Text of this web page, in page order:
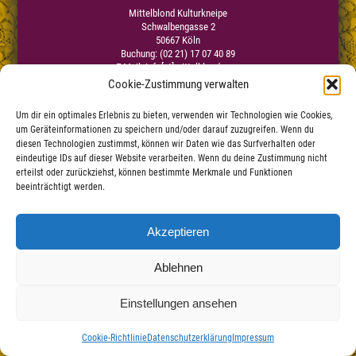
Cookie-Zustimmung verwalten
Um dir ein optimales Erlebnis zu bieten, verwenden wir Technologien wie Cookies,
um Geräteinformationen zu speichern und/oder darauf zuzugreifen. Wenn du
diesen Technologien zustimmst, können wir Daten wie das Surfverhalten oder
eindeutige IDs auf dieser Website verarbeiten. Wenn du deine Zustimmung nicht
erteilst oder zurückziehst, können bestimmte Merkmale und Funktionen
beeinträchtigt werden.
Akzeptieren
Ablehnen
Einstellungen ansehen
Cookie-RichtlinieDatenschutzerklärung Impressum
Mittelblond Kulturkneipe
Schwalbengasse 2
50667 Köln
Buchung: (02 21) 17 07 40 89
E-Mail:info[at]mittelblond.com
Impressum
Datenschutzerklärung |
Haftungsauschluss